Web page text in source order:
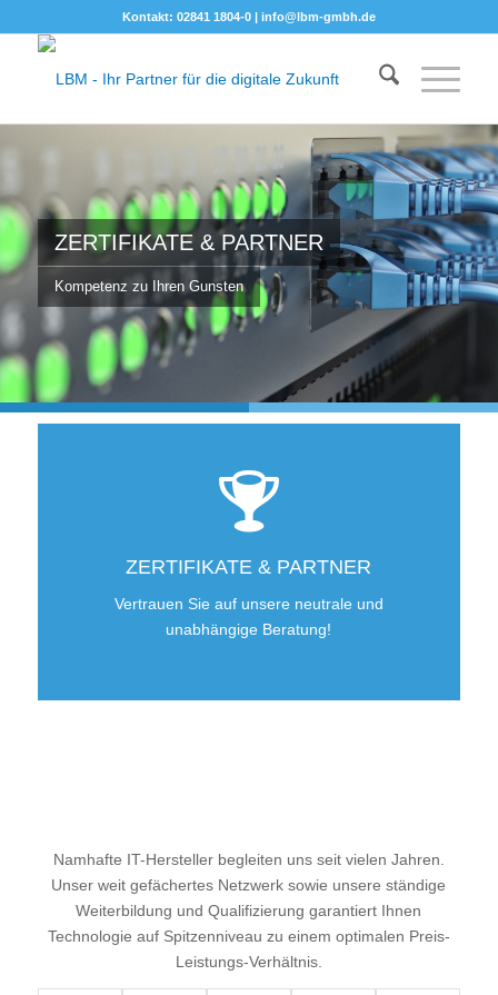
Kontakt: 02841 1804-0 | info@lbm-gmbh.de
ZERTIFIKATE & PARTNER
Kompetenz zu Ihren Gunsten
ZERTIFIKATE & PARTNER
Vertrauen Sie auf unsere neutrale und
unabhängige Beratung!
Namhafte IT-Hersteller begleiten uns seit vielen Jahren.
Unser weit gefächertes Netzwerk sowie unsere ständige
Weiterbildung und Qualifizierung garantiert Ihnen
Technologie auf Spitzenniveau zu einem optimalen Preis-
Leistungs-Verhältnis.